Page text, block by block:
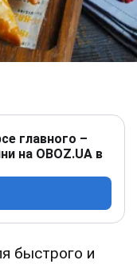
главного –
на OBOZ.UA в
быстрого и